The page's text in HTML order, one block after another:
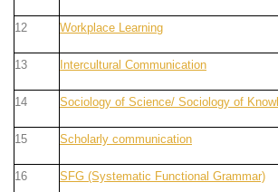
12 Workplace Learning
13 Intercultural Communication
14 Sociology of Science/ Sociology of
15 Scholarly communication
16 SFG (Systematic Functional Grammar)